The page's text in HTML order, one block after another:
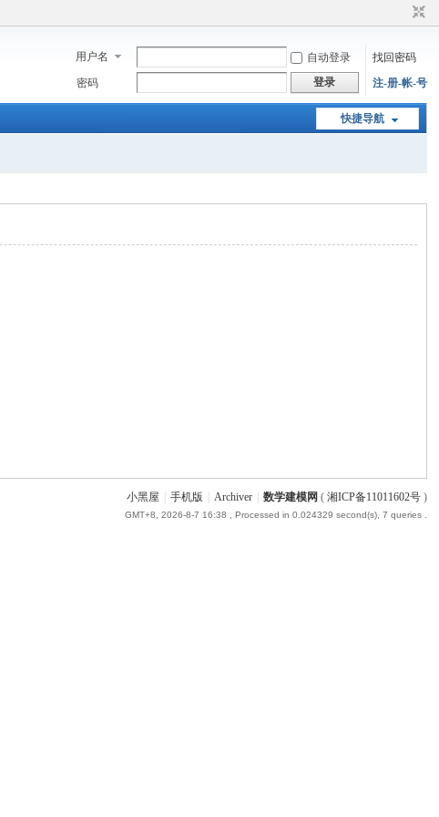
用户名 自动登录
找回密码
密码
登录 注-册-帐-号
快捷导航
小黑屋 手机版 Archiver 数学建模网 ( 湘ICP备11011602号)
GMT+8, 2026-8-7 16:38 , Processed in 0.024329 second(s), 7 queries .